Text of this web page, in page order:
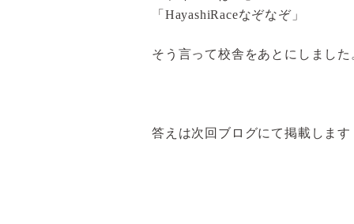
「 HayashiRaceなぞなぞ」
そう言って校舎をあとにしました
答えは次回ブログにて掲載します